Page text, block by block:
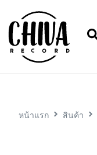
หน้าแรก สินค้า